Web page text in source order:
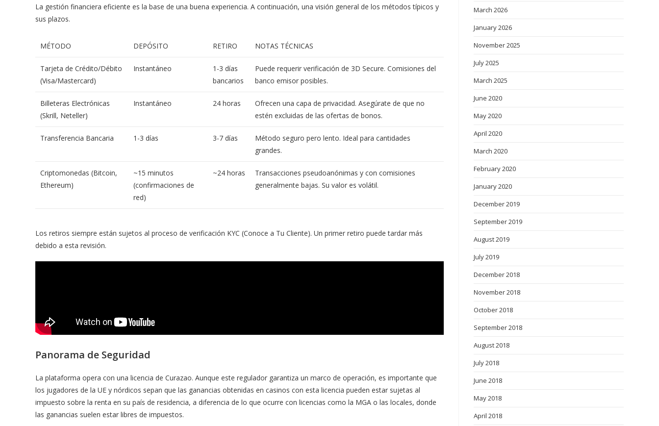
La gestión financiera eficiente es la base de una buena experiencia. A continuación, una visión general de los métodos típicos y
sus plazos.
MÉTODO DEPÓSITO RETIRO NOTAS TÉCNICAS
Tarjeta de Crédito/Débito
(Visa/Mastercard)
Instantáneo
1-3 días
bancarios
Puede requerir verificación de 3D Secure. Comisiones del
banco emisor posibles.
Billeteras Electrónicas
(Skrill, Neteller)
Instantáneo 24 horas
Ofrecen una capa de privacidad. Asegúrate de que no
estén excluidas de las ofertas de bonos.
Transferencia Bancaria 1-3 días 3-7 días
Método seguro pero lento. Ideal para cantidades
grandes.
Criptomonedas (Bitcoin,
Ethereum)
~15 minutos
(confirmaciones de
red)
~24 horas
Transacciones pseudoanónimas y con comisiones
generalmente bajas. Su valor es volátil.
Los retiros siempre están sujetos al proceso de verificación KYC (Conoce a Tu Cliente). Un primer retiro puede tardar más
debido a esta revisión.
Panorama de Seguridad
La plataforma opera con una licencia de Curazao. Aunque este regulador garantiza un marco de operación, es importante que
los jugadores de la UE y nórdicos sepan que las ganancias obtenidas en casinos con esta licencia pueden estar sujetas al
impuesto sobre la renta en su país de residencia, a diferencia de lo que ocurre con licencias como la MGA o las locales, donde
las ganancias suelen estar libres de impuestos.
March 2026
January 2026
November 2025
July 2025
March 2025
June 2020
May 2020
April 2020
March 2020
February 2020
January 2020
December 2019
September 2019
August 2019
July 2019
December 2018
November 2018
October 2018
September 2018
August 2018
July 2018
June 2018
May 2018
April 2018